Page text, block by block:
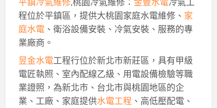
程位於平鎮區，提供大桃園家庭水電維修、 家
庭水電、衛浴設備安裝、冷氣安裝、服務的專
業廠商。
昱金水電工程行位於新北市新莊區，具有甲級
電匠執照、室內配線乙級、用電設備檢驗等職
業證照，為新北市、台北市與桃園地區的企
業、工廠、家庭提供水電工程 、高低壓配電、